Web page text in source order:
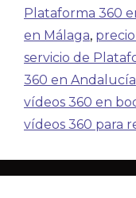
Plataforma 360
en Málaga,
servicio de
360 en Andalucía
vídeos 360 en
vídeos 360 para